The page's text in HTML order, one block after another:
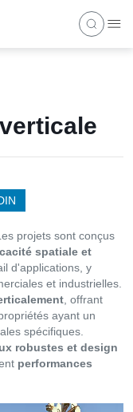
projets sont conçus
spatiale et
d'applications, y
et industrielles.
, offrant
ayant un
spécifiques.
robustes et design
performances